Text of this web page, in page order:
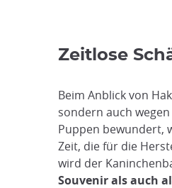
Zeitlose
Beim Anblick von
sondern auch
Puppen bewundert,
Zeit, die für die
wird der
Souvenir als auch